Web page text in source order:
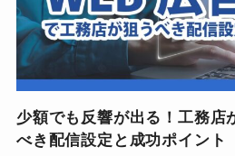
少額でも反響が出る！工務店
べき配信設定と成功ポイント